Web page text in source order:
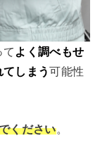
よく調べもせ
しまう可能性
ください。